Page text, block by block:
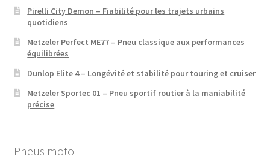
Pirelli City Demon – Fiabilité pour les trajets urbains
quotidiens
Metzeler Perfect ME77 – Pneu classique aux performances
équilibrées
Dunlop Elite 4 – Longévité et stabilité pour touring et cruiser
Metzeler Sportec 01 – Pneu sportif routier à la maniabilité
précise
Pneus moto